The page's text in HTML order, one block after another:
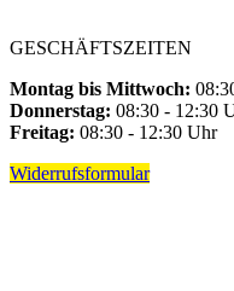
GESCHÄFTSZEITEN
Montag bis Mittwoch:
Donnerstag: 08:30 - 12:30
Freitag: 08:30 - 12:30 Uhr
Widerrufsformular